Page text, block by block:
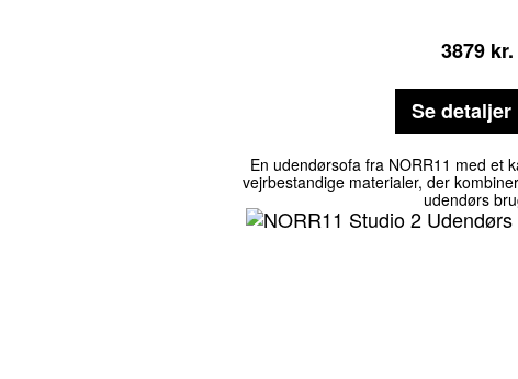
3879 kr.
Se detaljer
En udendørsofa fra NORR11 med et
vejrbestandige materialer, der
udendørs